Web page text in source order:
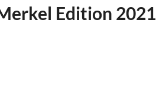
Edition 2021